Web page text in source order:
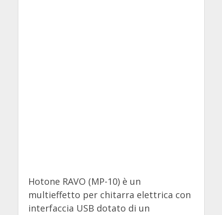
Hotone RAVO (MP-10) è un
multieffetto per chitarra elettrica con
interfaccia USB dotato di un